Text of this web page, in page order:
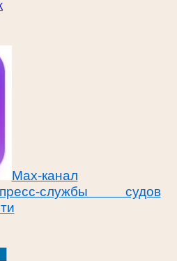
Max-канал
службы судов